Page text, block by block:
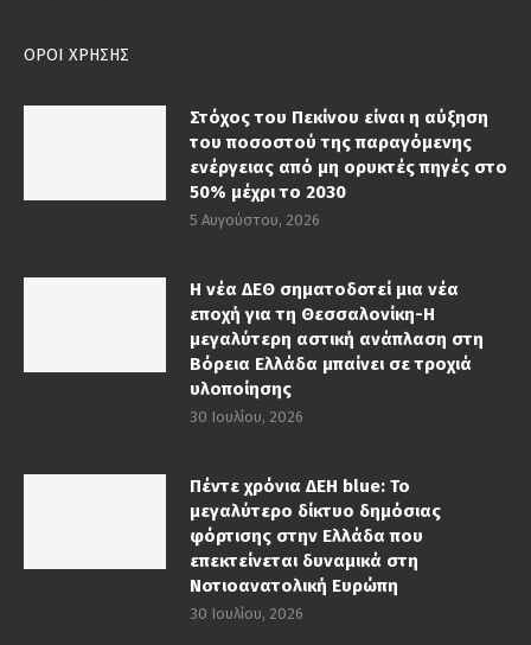
ΟΡΟΙ ΧΡΗΣΗΣ
Στόχος του Πεκίνου είναι η αύξηση
του ποσοστού της παραγόμενης
ενέργειας από μη ορυκτές πηγές στο
50% μέχρι το 2030
5 Αυγούστου, 2026
Η νέα ΔΕΘ σηματοδοτεί μια νέα
εποχή για τη Θεσσαλονίκη-Η
μεγαλύτερη αστική ανάπλαση στη
Βόρεια Ελλάδα μπαίνει σε τροχιά
υλοποίησης
30 Ιουλίου, 2026
Πέντε χρόνια ΔΕΗ blue: Το
μεγαλύτερο δίκτυο δημόσιας
φόρτισης στην Ελλάδα που
επεκτείνεται δυναμικά στη
Νοτιοανατολική Ευρώπη
30 Ιουλίου, 2026